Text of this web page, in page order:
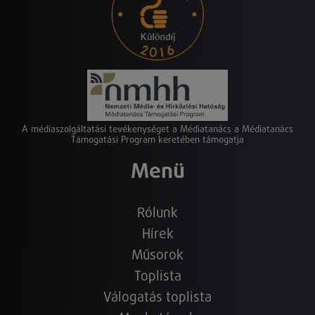
A médiaszolgáltatási tevékenységet a Médiatanács a Médiatanács
Támogatási Program keretében támogatja
Menü
Rólunk
Hírek
Műsorok
Toplista
Válogatás toplista